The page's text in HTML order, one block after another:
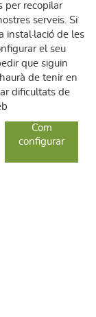
per recopilar
serveis. Si
instal·lació de les
el seu
que siguin
de tenir en
dificultats de
Com
configurar